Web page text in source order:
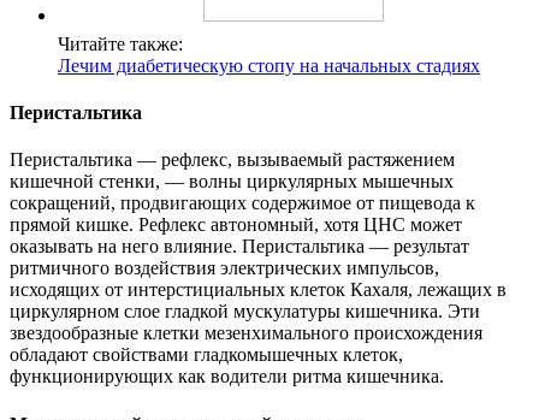
Читайте также:
Лечим диабетическую стопу на начальных стадиях
Перистальтика
Перистальтика — рефлекс, вызываемый растяжением
кишечной стенки, — волны циркулярных мышечных
сокращений, продвигающих содержимое от пищевода к
прямой кишке. Рефлекс автономный, хотя ЦНС может
оказывать на него влияние. Перистальтика — результат
ритмичного воздействия электрических импульсов,
исходящих от интерстициальных клеток Кахаля, лежащих в
циркулярном слое гладкой мускулатуры кишечника. Эти
звездообразные клетки мезенхимального происхождения
обладают свойствами гладкомышечных клеток,
функционирующих как водители ритма кишечника.